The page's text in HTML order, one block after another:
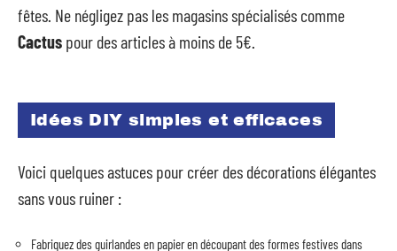
fêtes. Ne négligez pas les magasins spécialisés comme
Cactus pour des articles à moins de 5€.
Idées DIY simples et efficaces
Voici quelques astuces pour créer des décorations élégantes
sans vous ruiner :
Fabriquez des guirlandes en papier en découpant des formes festives dans